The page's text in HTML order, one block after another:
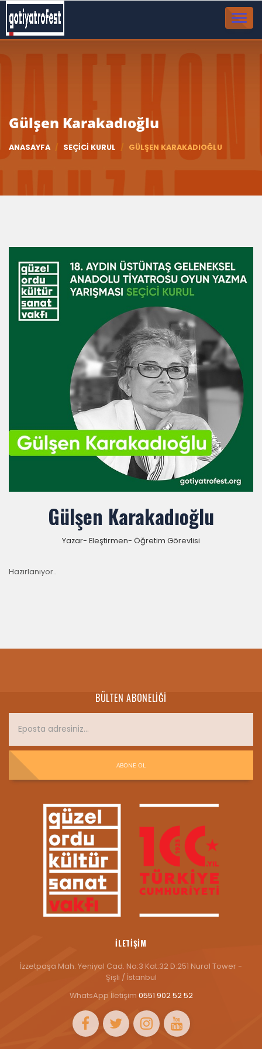
Gülşen Karakadıoğlu
ANASAYFA SEÇICI KURUL GÜLŞEN KARAKADIOĞLU
Gülşen Karakadıoğlu
Yazar- Eleştirmen- Öğretim Görevlisi
Hazırlanıyor..
BÜLTEN ABONELIĞI
ABONE OL
İLETIŞIM
İzzetpaşa Mah. Yeniyol Cad. No:3 Kat:32 D:251 Nurol Tower -
Şişli / İstanbul
WhatsApp İletişim 0551 902 52 52